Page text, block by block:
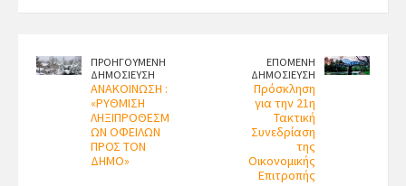
ΠΡΟΗΓΟΥΜΕΝΗ
ΔΗΜΟΣΙΕΥΣΗ
ΑΝΑΚΟΙΝΩΣΗ :
«ΡΥΘΜΙΣΗ
ΛΗΞΙΠΡΟΘΕΣΜ
ΩΝ ΟΦΕΙΛΩΝ
ΠΡΟΣ ΤΟΝ
ΔΗΜΟ»
ΕΠΟΜΕΝΗ
ΔΗΜΟΣΙΕΥΣΗ
Πρόσκληση
για την 21η
Τακτική
Συνεδρίαση
της
Οικονομικής
Επιτροπής